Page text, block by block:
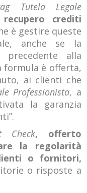
Tutela Legale
recupero crediti
è gestire queste
anche se la
precedente alla
formula è offerta,
ai clienti che
Professionista, a
la garanzia
Check, offerto
la regolarità
o fornitori,
o risposte a